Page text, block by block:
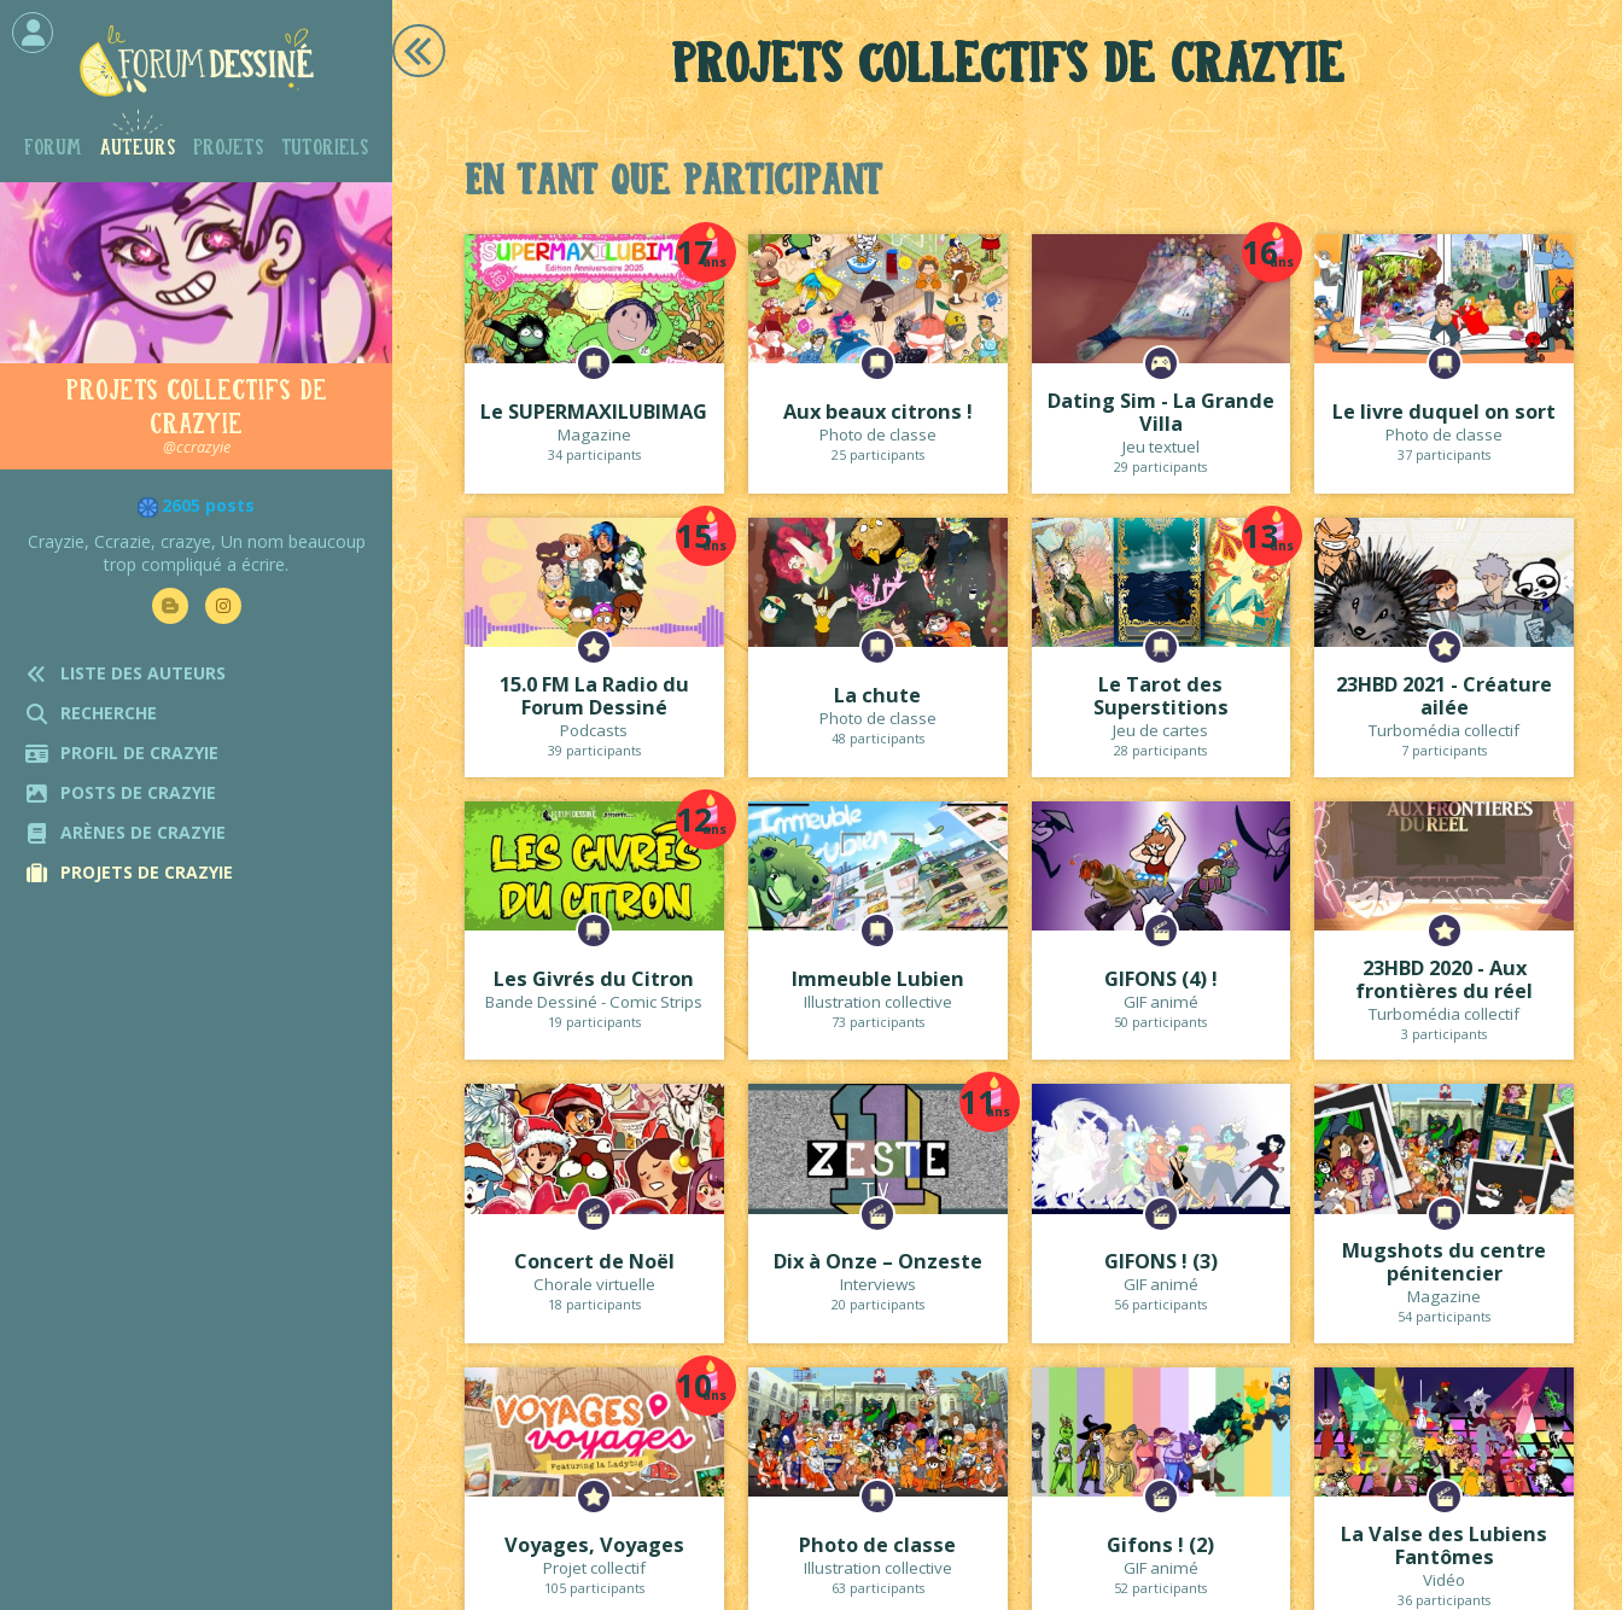
Forum Auteurs Projets Tutoriels
Projets collectifs de
Crazyie
@ccrazyie
2605 posts
Crayzie, Ccrazie, crazye, Un nom beaucoup
trop compliqué a écrire.
LISTE DES AUTEURS
RECHERCHE
PROFIL DE CRAZYIE
POSTS DE CRAZYIE
ARÈNES DE CRAZYIE
PROJETS DE CRAZYIE
Projets collectifs de Crazyie
En tant que participant
17ans
Le SUPERMAXILUBIMAG
Magazine
34 participants
Aux beaux citrons !
Photo de classe
25 participants
16ans
Dating Sim - La Grande
Villa
Jeu textuel
29 participants
Le livre duquel on sort
Photo de classe
37 participants
15ans
15.0 FM La Radio du
Forum Dessiné
Podcasts
39 participants
La chute
Photo de classe
48 participants
13ans
Le Tarot des
Superstitions
Jeu de cartes
28 participants
23HBD 2021 - Créature
ailée
Turbomédia collectif
7 participants
12ans
Les Givrés du Citron
Bande Dessiné - Comic Strips
19 participants
Immeuble Lubien
Illustration collective
73 participants
GIFONS (4) !
GIF animé
50 participants
23HBD 2020 - Aux
frontières du réel
Turbomédia collectif
3 participants
Concert de Noël
Chorale virtuelle
18 participants
11ans
Dix à Onze – Onzeste
Interviews
20 participants
GIFONS ! (3)
GIF animé
56 participants
Mugshots du centre
pénitencier
Magazine
54 participants
10ans
Voyages, Voyages
Projet collectif
105 participants
Photo de classe
Illustration collective
63 participants
Gifons ! (2)
GIF animé
52 participants
La Valse des Lubiens
Fantômes
Vidéo
36 participants